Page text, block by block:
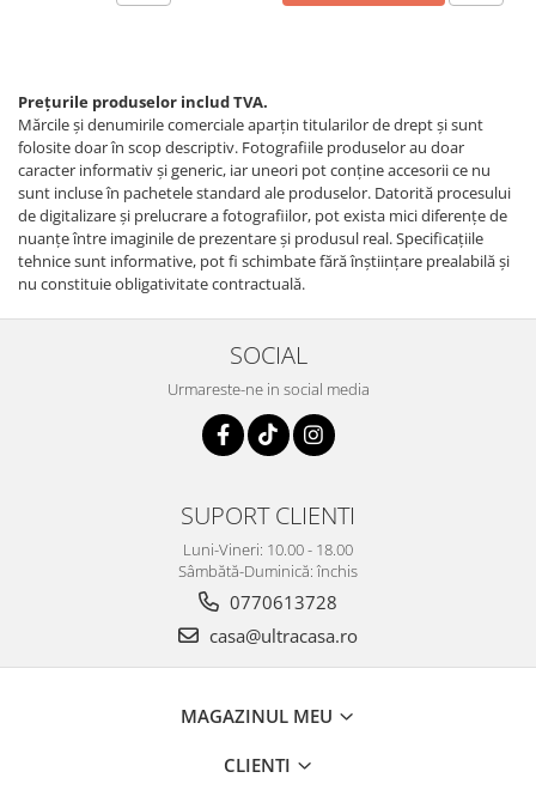
Prețurile produselor includ TVA.
Mărcile și denumirile comerciale aparțin titularilor de drept şi sunt
folosite doar în scop descriptiv. Fotografiile produselor au doar
caracter informativ şi generic, iar uneori pot conţine accesorii ce nu
sunt incluse în pachetele standard ale produselor. Datorită procesului
de digitalizare și prelucrare a fotografiilor, pot exista mici diferențe de
nuanțe între imaginile de prezentare și produsul real. Specificaţiile
tehnice sunt informative, pot fi schimbate fără înştiinţare prealabilă şi
nu constituie obligativitate contractuală.
SOCIAL
Urmareste-ne in social media
SUPORT CLIENTI
Luni-Vineri: 10.00 - 18.00
Sâmbătă-Duminică: închis
0770613728
casa@ultracasa.ro
MAGAZINUL MEU
CLIENTI